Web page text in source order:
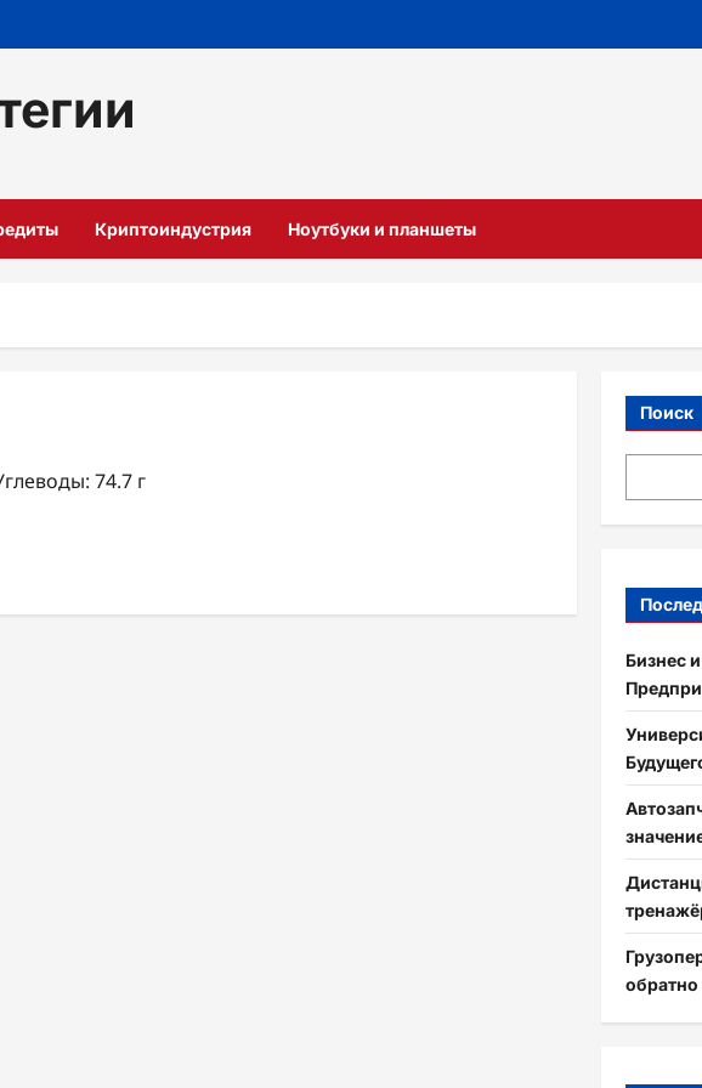
Криптоиндустрия Ноутбуки и планшеты
74.7 г
Поиск
Бизнес